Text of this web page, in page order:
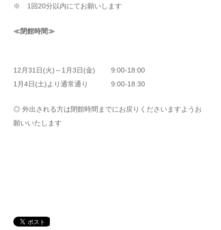
※ 1回20分以内にてお願いします
≪閉館時間≫
12月31日(火)～1月3日(金) 9:00-18:00
1月4日(土)より通常通り 9:00-18:30
◎ 外出される方は閉館時間までにお戻りくださいますようお
願いいたします